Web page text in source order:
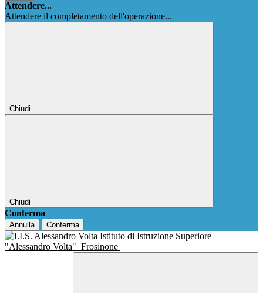
Attendere...
Attendere il completamento dell'operazione...
Chiudi
Chiudi
Conferma
Annulla Conferma
Istituto di Istruzione Superiore
"Alessandro Volta" Frosinone